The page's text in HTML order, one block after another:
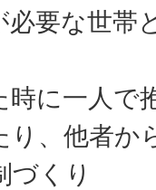
必要な世帯
時に一人で
り、他者か
づくり